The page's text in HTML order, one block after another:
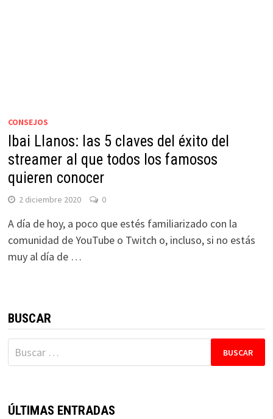
CONSEJOS
Ibai Llanos: las 5 claves del éxito del
streamer al que todos los famosos
quieren conocer
2 diciembre 2020 0
A día de hoy, a poco que estés familiarizado con la
comunidad de YouTube o Twitch o, incluso, si no estás
muy al día de …
BUSCAR
Buscar:
ÚLTIMAS ENTRADAS